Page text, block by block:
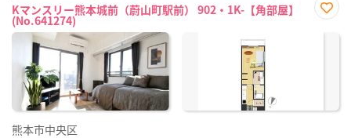
Kマンスリー熊本城前（蔚山町駅前） 902・1K-【角部屋】
(No.641274)
に入
熊本市中央区